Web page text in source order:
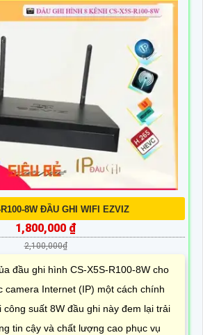
8W ĐẦU GHI WIFI EZVIZ
1,800,000 ₫
2,100,000₫
đầu ghi hình CS-X5S-R100-8W cho
camera Internet (IP) một cách chính
công suất 8W đầu ghi này đem lại trải
tin cậy và chất lượng cao phục vụ